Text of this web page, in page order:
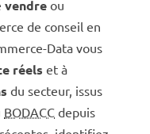
vendre ou
de conseil en
Data vous
réels et à
du secteur, issus
BODACC depuis